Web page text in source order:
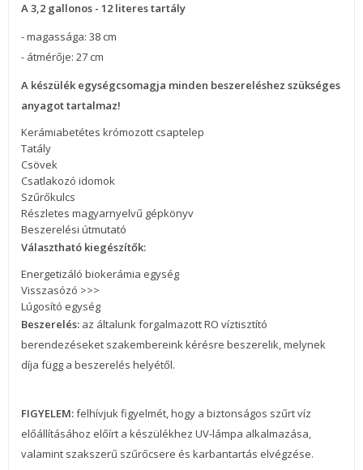
A 3,2 gallonos - 12 literes tartály
- magassága: 38 cm
- átmérője: 27 cm
A készülék egységcsomagja minden beszereléshez szükséges
anyagot tartalmaz!
Kerámiabetétes krómozott csaptelep
Tatály
Csövek
Csatlakozó idomok
Szűrőkulcs
Részletes magyarnyelvű gépkönyv
Beszerelési útmutató
Választható kiegészítők:
Energetizáló biokerámia egység
Visszasózó >>>
Lúgosító egység
Beszerelés: az általunk forgalmazott RO víztisztító
berendezéseket szakembereink kérésre beszerelik, melynek
díja függ a beszerelés helyétől.
FIGYELEM:felhívjuk figyelmét, hogy a biztonságos szűrt víz
előállításához előírt a készülékhez UV-lámpa alkalmazása,
valamint szakszerű szűrőcsere és karbantartás elvégzése.